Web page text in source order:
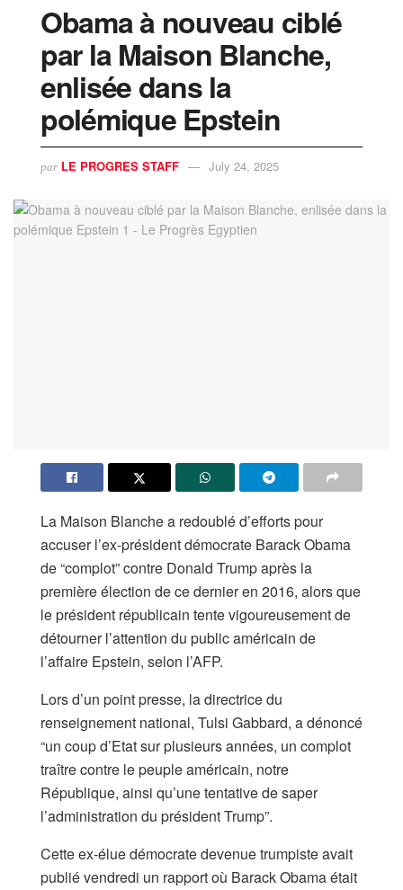
Obama à nouveau ciblé
par la Maison Blanche,
enlisée dans la
polémique Epstein
par LE PROGRES STAFF July 24, 2025
La Maison Blanche a redoublé d’efforts pour
accuser l’ex-président démocrate Barack Obama
de “complot” contre Donald Trump après la
première élection de ce dernier en 2016, alors que
le président républicain tente vigoureusement de
détourner l’attention du public américain de
l’affaire Epstein, selon l’AFP.
Lors d’un point presse, la directrice du
renseignement national, Tulsi Gabbard, a dénoncé
“un coup d’Etat sur plusieurs années, un complot
traître contre le peuple américain, notre
République, ainsi qu’une tentative de saper
l’administration du président Trump”.
Cette ex-élue démocrate devenue trumpiste avait
publié vendredi un rapport où Barack Obama était